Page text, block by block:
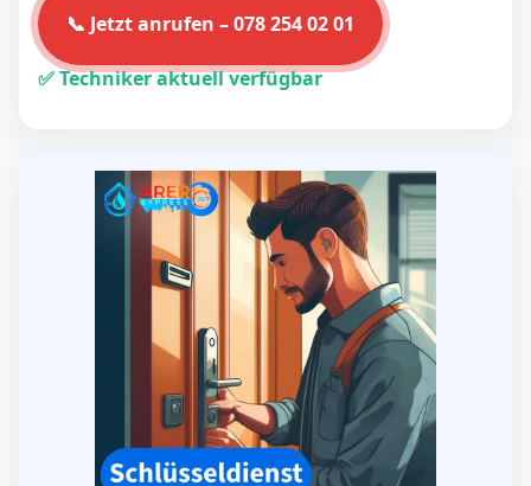
📞 Jetzt anrufen – 078 254 02 01
✅ Techniker aktuell verfügbar